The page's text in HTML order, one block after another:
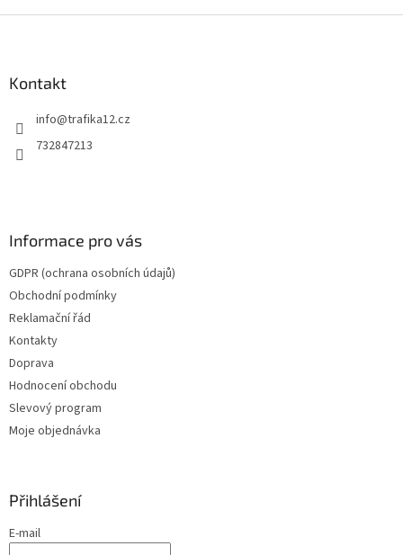
v
Kontakt
info@trafika12.cz
732847213
Informace pro vás
GDPR (ochrana osobních údajů)
Obchodní podmínky
Reklamační řád
Kontakty
Doprava
Hodnocení obchodu
Slevový program
Moje objednávka
Přihlášení
E-mail